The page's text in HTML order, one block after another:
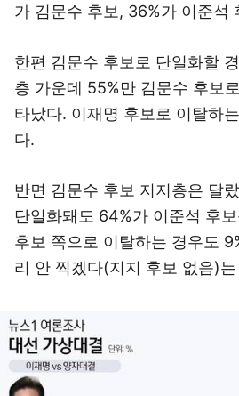
가 김문수 후보, 36%가 이준석
한편 김문수 후보로 단일화할
층 가운데 55%만 김문수 후보
타났다. 이재명 후보로 이탈하
다.
반면 김문수 후보 지지층은 달
단일화돼도 64%가 이준석 후
후보 쪽으로 이탈하는 경우도
리 안 찍겠다(지지 후보 없음)